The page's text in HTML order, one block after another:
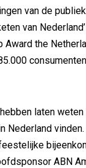
van de
van
Award the
laten
Nederland
ABN